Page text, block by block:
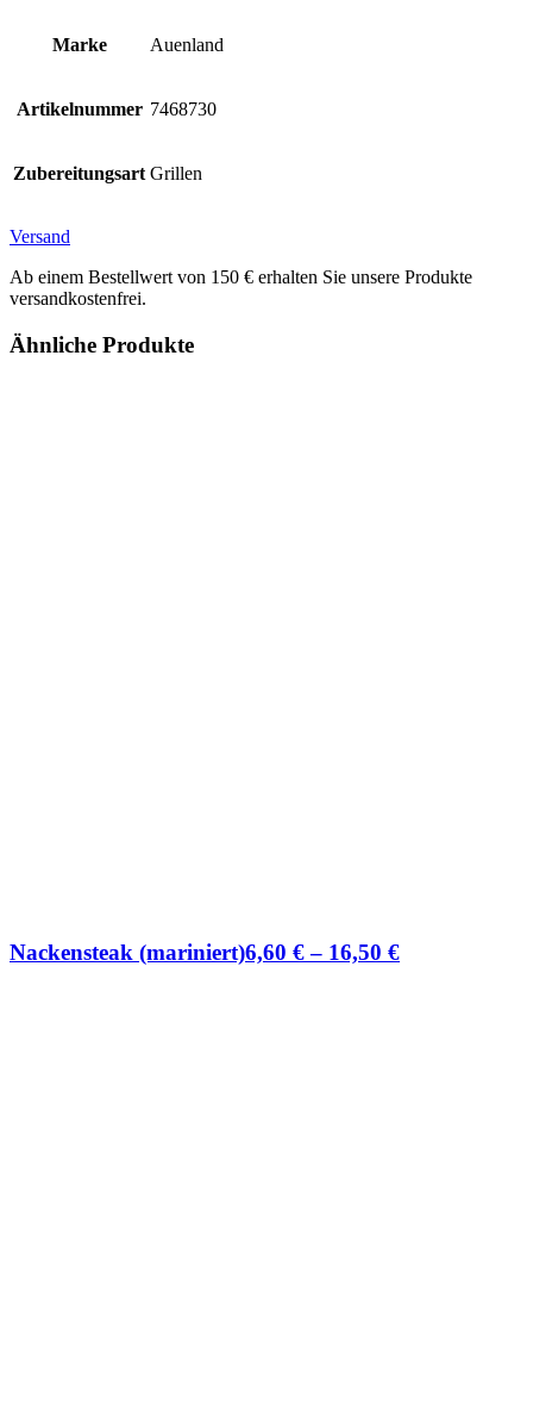
Marke Auenland
Artikelnummer 7468730
Zubereitungsart Grillen
Versand
Ab einem Bestellwert von 150 € erhalten Sie unsere Produkte
versandkostenfrei.
Ähnliche Produkte
Nackensteak (mariniert)6,60 €– 16,50 €